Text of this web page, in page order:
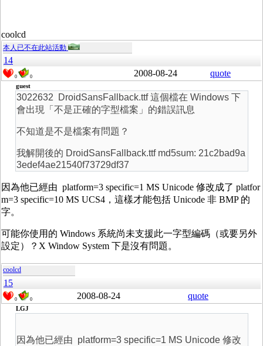
coolcd
本人已不在此站活動
14
0 0 2008-08-24 quote
guest
3022632 DroidSansFallback.ttf 這個檔在 Windows 下
會出現「不是正確的字型檔案」的錯誤訊息
不知道是不是檔案有問題？
我解開後的 DroidSansFallback.ttf md5sum: 21c2bad9a
3edef4ae21540f73729df37
因為他已經由 platform=3 specific=1 MS Unicode 修改成了 platfor
m=3 specific=10 MS UCS4，這樣才能包括 Unicode 非 BMP 的
字。
可能你使用的 Windows 系統尚未支援此一字型編碼（或要另外
設定）？X Window System 下是沒有問題。
coolcd
15
0 0 2008-08-24 quote
LGJ
因為他已經由 platform=3 specific=1 MS Unicode 修改